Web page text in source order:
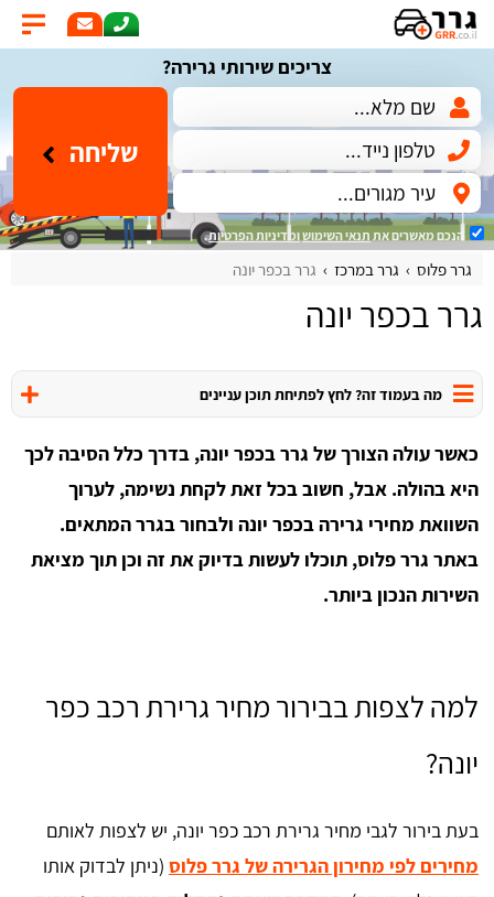
צריכים שירותי גרירה?
שליחה
הנכם מאשרים את תנאי השימושומדיניות הפרטיות.
גרר פלוס גרר במרכז גרר בכפר יונה
גרר בכפר יונה
מה בעמוד זה? לחץ לפתיחת תוכן עניינים
כאשר עולה הצורך של גרר בכפר יונה, בדרך כלל הסיבה לכך
היא בהולה. אבל, חשוב בכל זאת לקחת נשימה, לערוך
השוואת מחירי גרירה בכפר יונה ולבחור בגרר המתאים.
באתר גרר פלוס, תוכלו לעשות בדיוק את זה וכן תוך מציאת
השירות הנכון ביותר.
למה לצפות בבירור מחיר גרירת רכב כפר
יונה?
בעת בירור לגבי מחיר גרירת רכב כפר יונה, יש לצפות לאותם
מחירים לפי מחירון הגרירה של גרר פלוס (ניתן לבדוק אותו